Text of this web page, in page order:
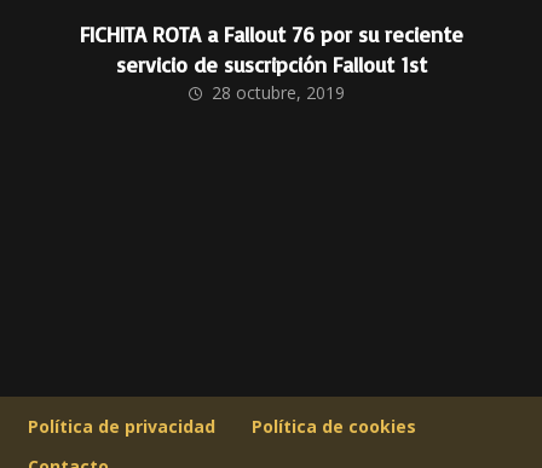
FICHITA ROTA a Fallout 76 por su reciente
servicio de suscripción Fallout 1st
28 octubre, 2019
Política de privacidad
Política de cookies